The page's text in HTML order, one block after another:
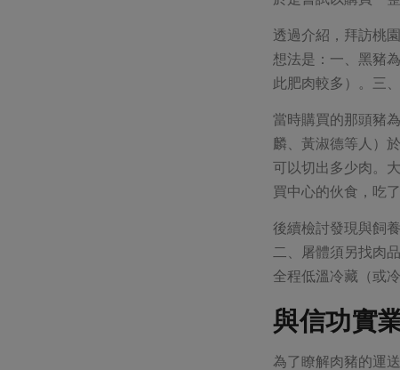
透過介紹，拜訪桃
想法是：一、黑豬
此肥肉較多）。三
當時購買的那頭豬
麟、黃淑德等人）
可以切出多少肉。
買中心的伙食，吃
後續檢討發現與飼
二、屠體須另找肉
全程低溫冷藏（或
與信功實
為了瞭解肉豬的運